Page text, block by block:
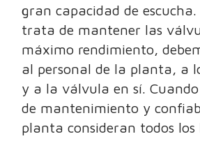
gran capacidad de escucha.
trata de mantener las
máximo rendimiento,
al personal de la planta, a
y a la válvula en sí. Cuando
de mantenimiento y
planta consideran todos los